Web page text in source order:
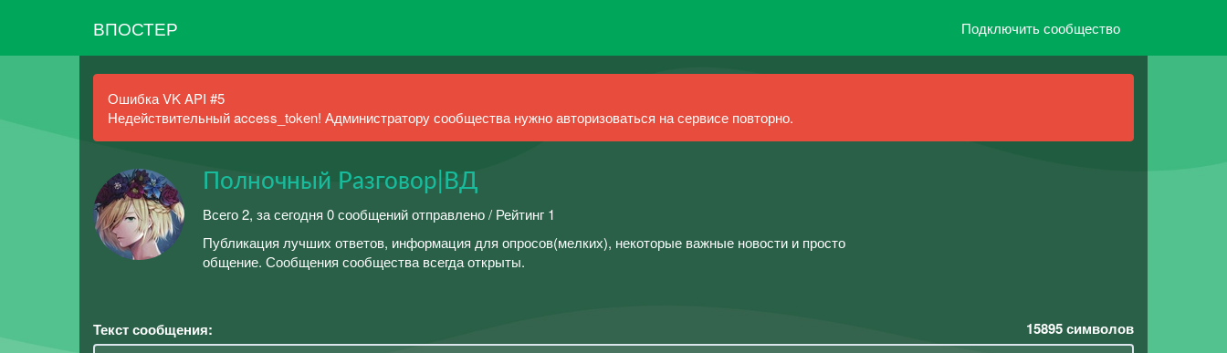
ВПОСТЕР Подключить сообщество
Ошибка VK API #5
Недействительный access_token! Администратору сообщества нужно авторизоваться на сервисе повторно.
Полночный Разговор|ВД
Всего 2, за сегодня 0 сообщений отправлено / Рейтинг 1
Публикация лучших ответов, информация для опросов(мелких), некоторые важные новости и просто
общение. Сообщения сообщества всегда открыты.
Текст сообщения: 15895символов